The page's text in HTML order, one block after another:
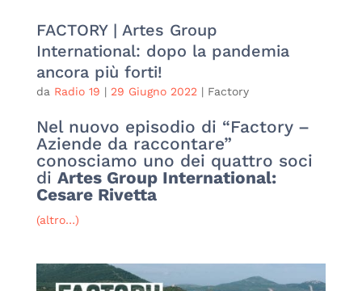
FACTORY | Artes Group
International: dopo la pandemia
ancora più forti!
da Radio 19 | 29 Giugno 2022 | Factory
Nel nuovo episodio di “Factory –
Aziende da raccontare”
conosciamo uno dei quattro soci
di Artes Group International:
Cesare Rivetta
(altro…)